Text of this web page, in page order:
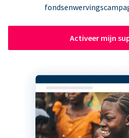
Activeer mijn